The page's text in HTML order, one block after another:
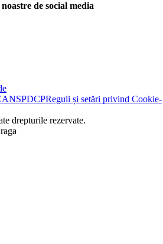
de social media
ANSPDCPReguli și setări privind Cookie-
drepturile rezervate.